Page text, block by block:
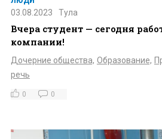
03.08.2023
Тула
Вчера студент — сегодня
компании!
Дочерние общества, Образование,
речь
0 0